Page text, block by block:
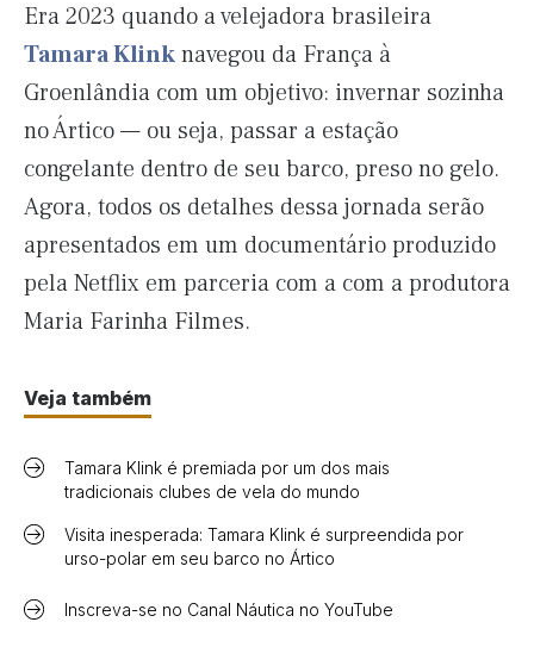
Era 2023 quando a velejadora brasileira
Tamara Klinknavegou da França à
Groenlândia com um objetivo: invernar sozinha
no Ártico — ou seja, passar a estação
congelante dentro de seu barco, preso no gelo.
Agora, todos os detalhes dessa jornada serão
apresentados em um documentário produzido
pela Netflix em parceria com a com a produtora
Maria Farinha Filmes.
Veja também
Tamara Klink é premiada por um dos mais
tradicionais clubes de vela do mundo
Visita inesperada: Tamara Klink é surpreendida por
urso-polar em seu barco no Ártico
Inscreva-se no Canal Náutica no YouTube